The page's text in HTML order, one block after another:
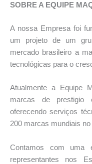
SOBRE A EQUIPE
A nossa Empresa foi
um projeto de um
mercado brasileiro a
tecnológicas para o
Atualmente a Equipe
marcas de prestigio
oferecendo serviços
200 marcas mundiais no
Contamos com uma
representantes nos